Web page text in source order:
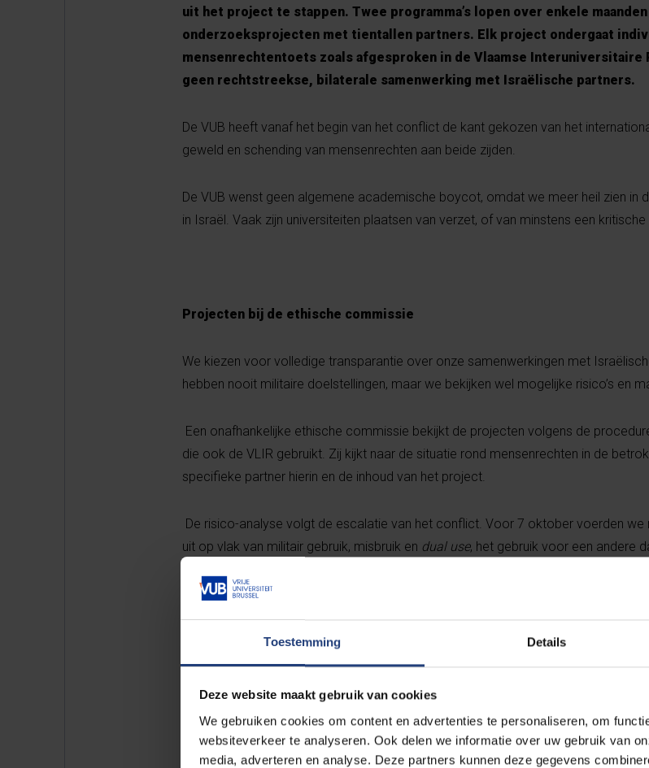
Toestemming Details
Deze website maakt gebruik van cookies
We gebruiken cookies om content en advertenties te personaliseren, om
websiteverkeer te analyseren. Ook delen we informatie over uw gebruik van
media, adverteren en analyse. Deze partners kunnen deze gegevens
uit het project te stappen. Twee programma’s lopen over enkele
onderzoeksprojecten met tientallen partners. Elk project ondergaat
mensenrechtentoets zoals afgesproken in de Vlaamse Interuniversitaire
geen rechtstreekse, bilaterale samenwerking met Israëlische partners.
De VUB heeft vanaf het begin van het conflict de kant gekozen van het
geweld en schending van mensenrechten aan beide zijden.
De VUB wenst geen algemene academische boycot, omdat we meer heil zien in
in Israël. Vaak zijn universiteiten plaatsen van verzet, of van minstens een
Projecten bij de ethische commissie
We kiezen voor volledige transparantie over onze samenwerkingen met
hebben nooit militaire doelstellingen, maar we bekijken wel mogelijke risico’s en
Een onafhankelijke ethische commissie bekijkt de projecten volgens de
die ook de VLIR gebruikt. Zij kijkt naar de situatie rond mensenrechten in de
specifieke partner hierin en de inhoud van het project.
De risico-analyse volgt de escalatie van het conflict. Voor 7 oktober voerden we
uit op vlak van militair gebruik, misbruik en dual use, het gebruik voor een andere
de evoluerende situatie.
De VUB is in elk van deze zeven projecten deelnemer, naast verschillende andere
projecten lopen weldra af. Eén pas gestart project zet de VUB stop, na negatief
Voor vier projecten wachten we momenteel nog het advies af. Indien de
uitvaardigt, of een eerder advies herziet door de gewijzigde omstandigheden,